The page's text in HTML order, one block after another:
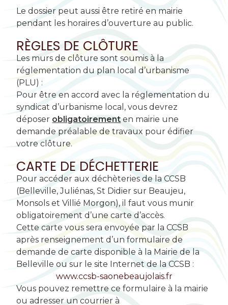
Le dossier peut aussi être retiré en mairie
pendant les horaires d’ouverture au public.
RÈGLES DE CLÔTURE
Les murs de clôture sont soumis à la
réglementation du plan local d’urbanisme
(PLU) :
Pour être en accord avec la réglementation du
syndicat d’urbanisme local, vous devrez
déposer obligatoirement en mairie une
demande préalable de travaux pour édifier
votre clôture.
CARTE DE DÉCHETTERIE
Pour accéder aux déchèteries de la CCSB
(Belleville, Juliénas, St Didier sur Beaujeu,
Monsols et Villié Morgon), il faut vous munir
obligatoirement d’une carte d’accès.
Cette carte vous sera envoyée par la CCSB
après renseignement d’un formulaire de
demande de carte disponible à la Mairie de la
Belleville ou sur le site Internet de la CCSB :
www.ccsb-saonebeaujolais.fr
Vous pouvez remettre ce formulaire à la mairie
ou adresser un courrier à